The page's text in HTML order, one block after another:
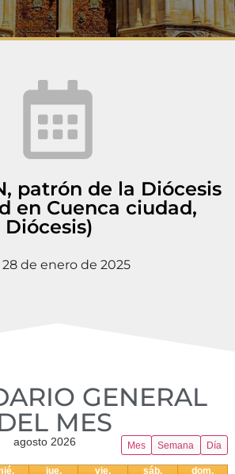
patrón de la Diócesis
en Cuenca ciudad,
de enero de 2025
GENERAL
MES​
Mes Semana Día
agosto 2026
jue. vie. sáb.
dom.